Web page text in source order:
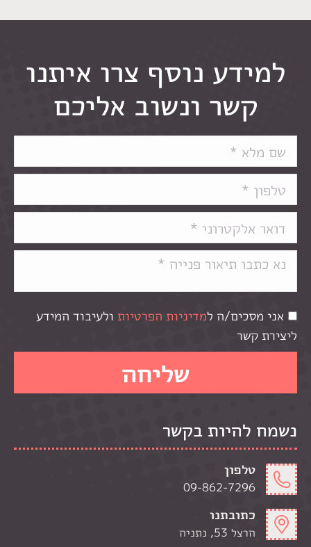
למידע נוסף צרו איתנו
קשר ונשוב אליכם
אני מסכים/ה למדיניות הפרטיות ולעיבוד המידע
ליצירת קשר
נשמח להיות בקשר
טלפון
09-862-7296
כתובתנו
הרצל 53, נתניה